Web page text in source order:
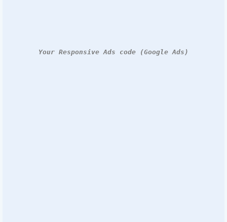
Your Responsive Ads code (Google Ads)